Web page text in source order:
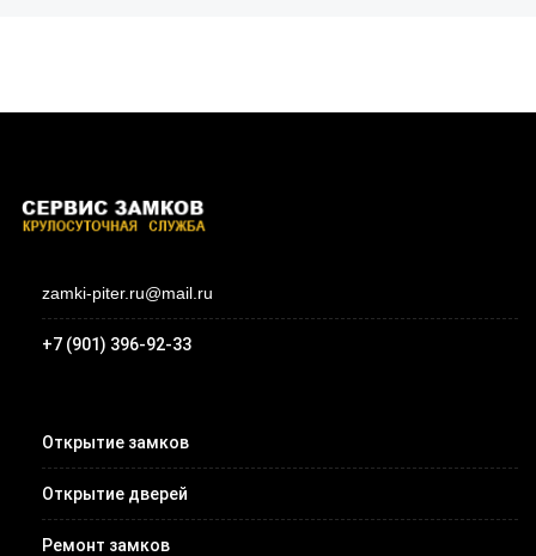
zamki-piter.ru@mail.ru
+7 (901) 396-92-33
Открытие замков
Открытие дверей
Ремонт замков